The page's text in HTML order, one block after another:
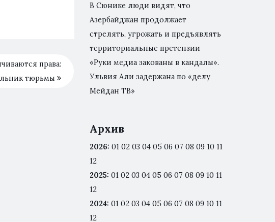
права:
тюрьмы
В Сюнике люди видят, что
Азербайджан продолжает
стрелять, угрожать и предъявлять
территориальные претензии
«Руки медиа закованы в кандалы».
Ульвия Али задержана по «делу
Мейдан ТВ»
Архив
2026: 01 02 03 04 05 06 07 08 09 10 11
12
2025: 01 02 03 04 05 06 07 08 09 10 11
12
2024: 01 02 03 04 05 06 07 08 09 10 11
12